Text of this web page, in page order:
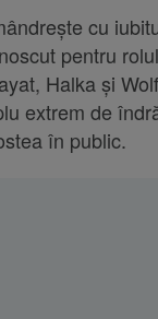
cu
pentru
Halka și
extrem de
în public.